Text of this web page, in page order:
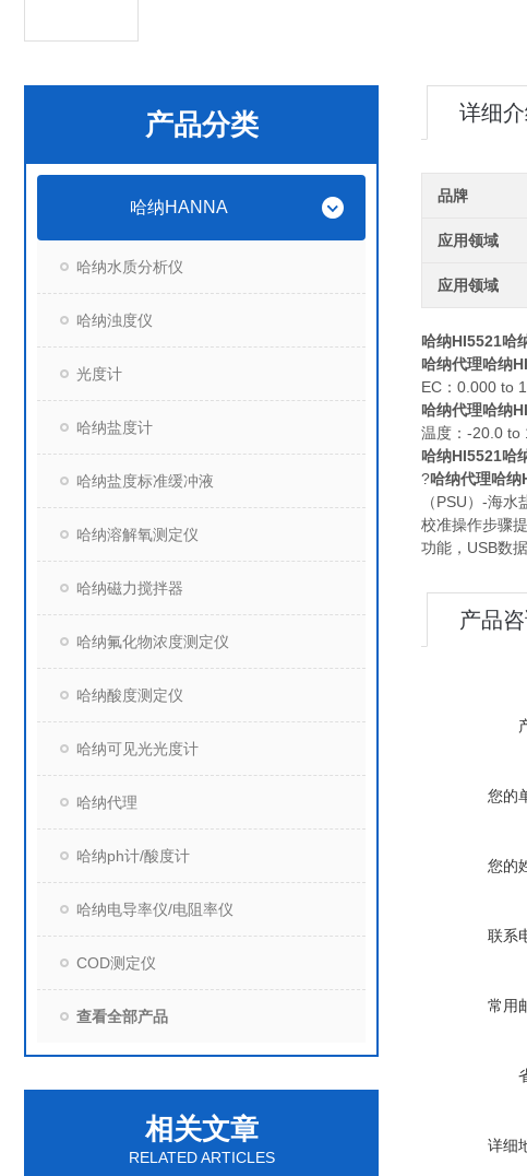
产品分类
哈纳HANNA
哈纳水质分析仪
哈纳浊度仪
光度计
哈纳盐度计
哈纳盐度标准缓冲液
哈纳溶解氧测定仪
哈纳磁力搅拌器
哈纳氟化物浓度测定仪
哈纳酸度测定仪
哈纳可见光光度计
哈纳代理
哈纳ph计/酸度计
哈纳电导率仪/电阻率仪
COD测定仪
查看全部产品
相关文章
RELATED ARTICLES
详细
品牌
应用领域
应用领域
哈纳HI5521哈
哈纳代理哈纳
EC：0.000 to
哈纳代理哈纳
温度：-20.0 to
哈纳HI5521哈
?哈纳代理哈纳
（PSU）-海
校准操作步骤
功能，USB数
产品
您的
您的
联系
常用
详细